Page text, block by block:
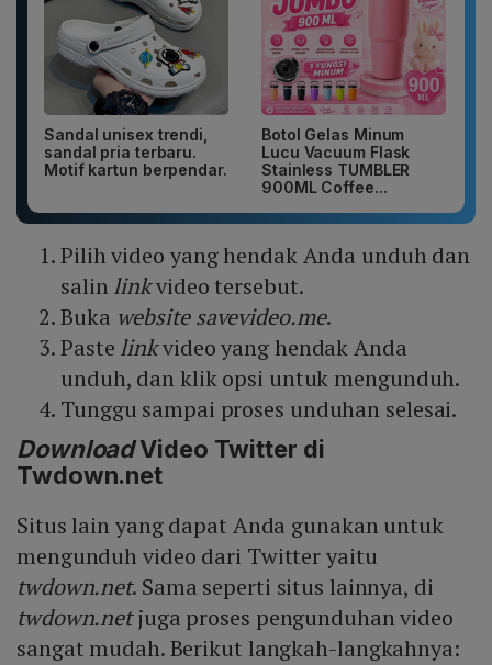
Sandal unisex trendi,
sandal pria terbaru.
Motif kartun berpendar.
Botol Gelas Minum
Lucu Vacuum Flask
Stainless TUMBLER
900ML Coffee...
Pilih video yang hendak Anda unduh dan
salin linkvideo tersebut.
Buka website savevideo.me.
Paste linkvideo yang hendak Anda
unduh, dan klik opsi untuk mengunduh.
Tunggu sampai proses unduhan selesai.
DownloadVideo Twitter di
Twdown.net
Situs lain yang dapat Anda gunakan untuk
mengunduh video dari Twitter yaitu
twdown.net. Sama seperti situs lainnya, di
twdown.netjuga proses pengunduhan video
sangat mudah. Berikut langkah-langkahnya: